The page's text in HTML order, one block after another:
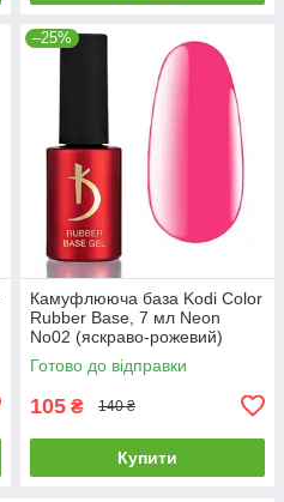
–25%
Камуфлююча база Kodi Color
Rubber Base, 7 мл Neon
No02 (яскраво-рожевий)
Готово до відправки
105 ₴ 140 ₴
Купити